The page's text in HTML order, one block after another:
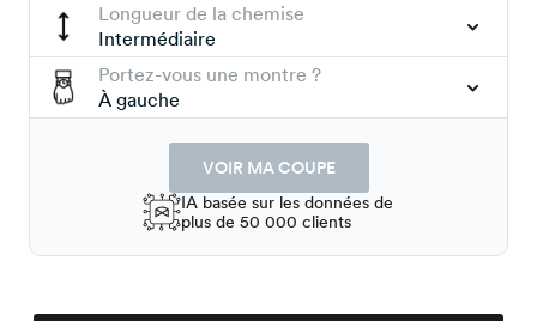
Longueur de la chemise
Intermédiaire
Portez-vous une montre ?
À gauche
VOIR MA COUPE
IA basée sur les données de
plus de 50 000 clients